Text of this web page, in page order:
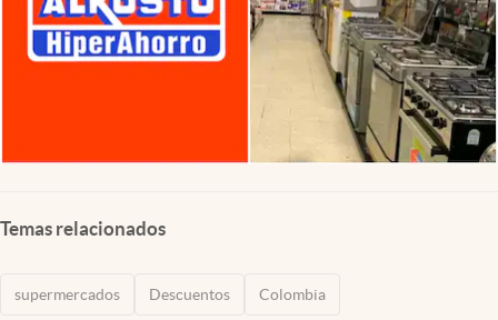
Temas relacionados
supermercados Descuentos Colombia